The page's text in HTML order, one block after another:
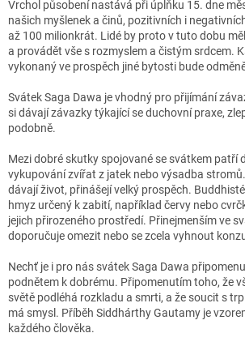
Vrchol působení nastává při úplňku 15. dne
našich myšlenek a činů, pozitivních i
až 100 milionkrát. Lidé by proto v tuto dobu
a provádět vše s rozmyslem a čistým srdcem.
vykonaný ve prospěch jiné bytosti bude
Svátek Saga Dawa je vhodný pro přijímání
si dávají závazky týkající se duchovní praxe,
podobně.
Mezi dobré skutky spojované se svátkem patří
vykupování zvířat z jatek nebo výsadba
dávají život, přinášejí velký prospěch.
hmyz určený k zabití, například červy nebo
jejich přirozeného prostředí. Přinejmenším ve
doporučuje omezit nebo se zcela vyhnout
Nechť je i pro nás svátek Saga Dawa
podnětem k dobrému. Připomenutím toho, že
světě podléhá rozkladu a smrti, a že soucit s
má smysl. Příběh Siddhárthy Gautamy je
každého člověka.